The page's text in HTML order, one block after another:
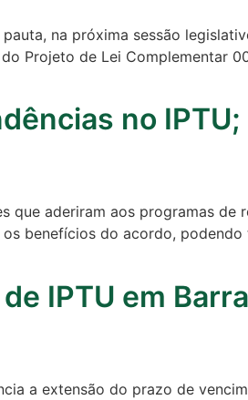
na próxima sessão
Projeto de Lei Complementar
no IPTU;
que aderiram aos programas de
benefícios do acordo, podendo
IPTU em
a extensão do prazo de